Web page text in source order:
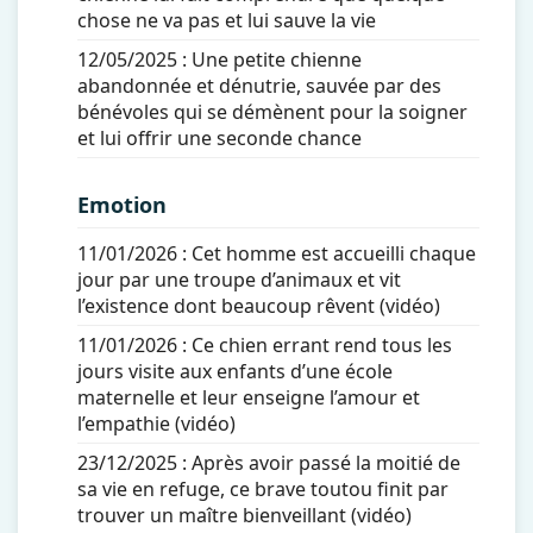
chose ne va pas et lui sauve la vie
12/05/2025 : Une petite chienne
abandonnée et dénutrie, sauvée par des
bénévoles qui se démènent pour la soigner
et lui offrir une seconde chance
Emotion
11/01/2026 : Cet homme est accueilli chaque
jour par une troupe d’animaux et vit
l’existence dont beaucoup rêvent (vidéo)
11/01/2026 : Ce chien errant rend tous les
jours visite aux enfants d’une école
maternelle et leur enseigne l’amour et
l’empathie (vidéo)
23/12/2025 : Après avoir passé la moitié de
sa vie en refuge, ce brave toutou finit par
trouver un maître bienveillant (vidéo)